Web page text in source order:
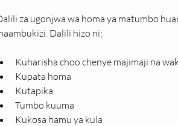
za ugonjwa wa homa ya matumbo
Dalili hizo ni;
Kuharisha choo chenye majimaji na
Kupata homa
Kutapika
Tumbo kuuma
Kukosa hamu ya kula